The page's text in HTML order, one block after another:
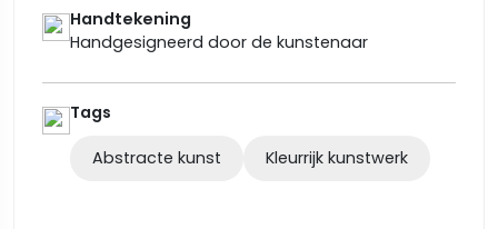
Handtekening
Handgesigneerd door de kunstenaar
Tags
Abstracte kunst Kleurrijk kunstwerk